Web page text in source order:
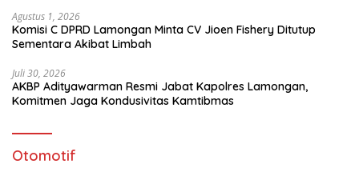
Agustus 1, 2026
Komisi C DPRD Lamongan Minta CV Jioen Fishery Ditutup
Sementara Akibat Limbah
Juli 30, 2026
AKBP Adityawarman Resmi Jabat Kapolres Lamongan,
Komitmen Jaga Kondusivitas Kamtibmas
Otomotif